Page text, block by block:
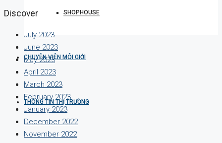
SHOPHOUSE
CHUYÊN VIÊN MÔI GIỚI
THÔNG TIN THỊ TRƯỜNG
Discover
July 2023
June 2023
May 2023
April 2023
March 2023
February 2023
January 2023
December 2022
November 2022